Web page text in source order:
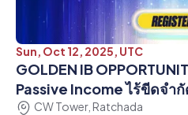
Sun, Oct 12, 2025, UTC
GOLDEN IB
Passive Income ไร้ขีดจำ
CW Tower, Ratchada